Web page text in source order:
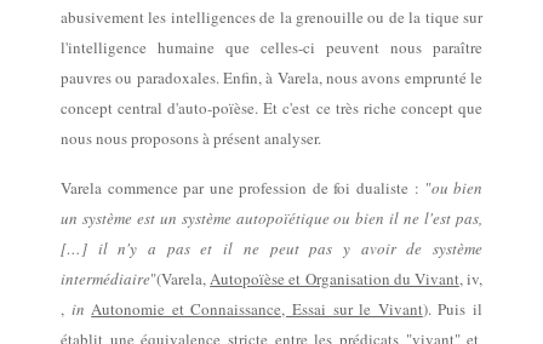
abusivementles intelligencesde la grenouille ou de la tiquesur
l'intelligence humaine que celles-ci peuvent nous paraître
pauvres ou paradoxales.Enfin, à Varela, nous avons empruntéle
concept central d'auto-poïèse.Et c'est ce très riche conceptque
nousnous proposonsà présent analyser.
Varela commence par une profession de foi dualiste : "ou bien
un système est un système autopoïétique ou bien il ne l'est pas,
[…] il n'y a pas et il ne peut pas y avoir de système
intermédiaire"(Varela,Autopoïèse et Organisation du Vivant,iv,
, inAutonomie et Connaissance, Essai sur le Vivant).Puis il
établit une équivalence stricte entre les prédicats "vivant" et